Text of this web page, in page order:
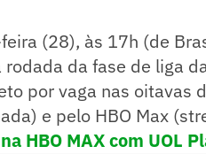
(28), às 17h (de
da fase de liga
por vaga nas oitavas
e pelo HBO Max
HBO MAX com UOL